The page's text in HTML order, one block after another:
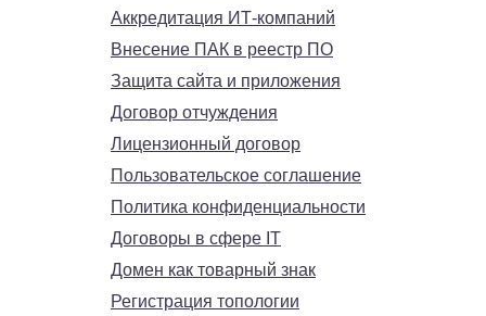
Аккредитация ИТ-компаний
Внесение ПАК в реестр ПО
Защита сайта и приложения
Договор отчуждения
Лицензионный договор
Пользовательское соглашение
Политика конфиденциальности
Договоры в сфере IT
Домен как товарный знак
Регистрация топологии